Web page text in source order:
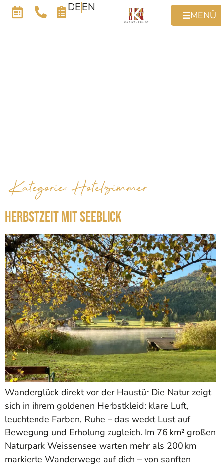
DEEN
MENÜ
Kategorie:Hotelzimmer
Herbstzeit mit Seeblick
Wanderglück direkt vor der Haustür Die Natur zeigt
sich in ihrem goldenen Herbstkleid: klare Luft,
leuchtende Farben, Ruhe – das weckt Lust auf
Bewegung und Erholung zugleich. Im 76 km² großen
Naturpark Weissensee warten mehr als 200 km
markierte Wanderwege auf dich – von sanften